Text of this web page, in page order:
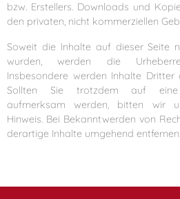
bzw. Erstellers. Downloads und
den privaten, nicht kommerziellen
Soweit die Inhalte auf dieser Seite
wurden, werden die
Insbesondere werden Inhalte Dritter
Sollten Sie trotzdem auf eine
aufmerksam werden, bitten wir
Hinweis. Bei Bekanntwerden von
derartige Inhalte umgehend entfernen.